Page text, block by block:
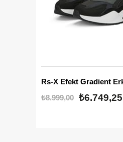
Rs-X Efekt Gradient
₺8.999,00 ₺6.749,25